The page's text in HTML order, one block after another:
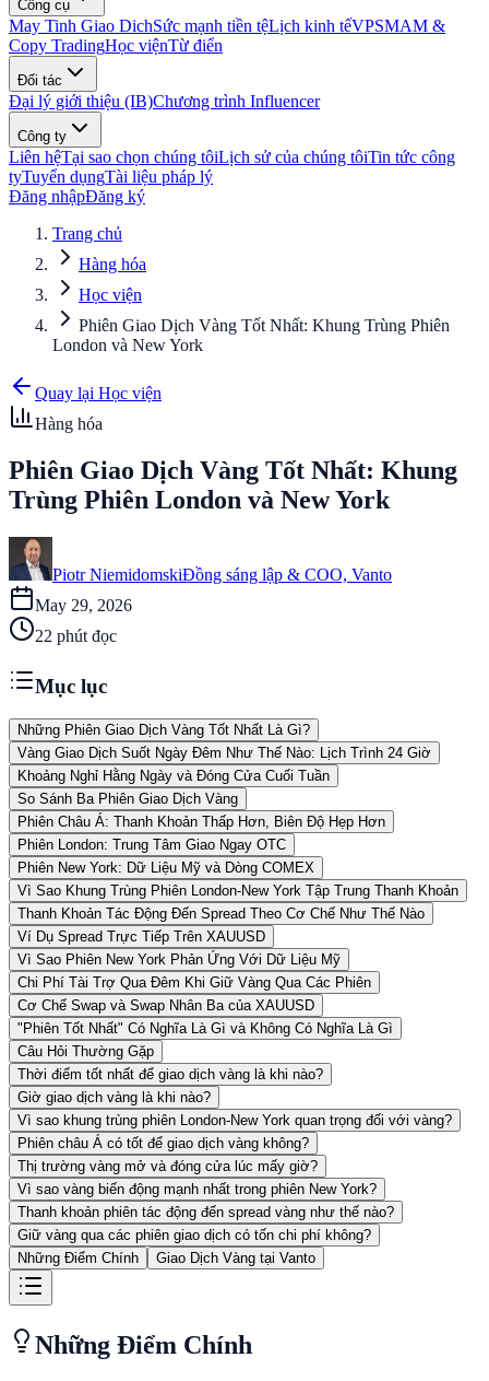
Công cụ
May Tinh Giao DichSức mạnh tiền tệLịch kinh tếVPSMAM &
Copy TradingHọc việnTừ điển
Đối tác
Đại lý giới thiệu (IB)Chương trình Influencer
Công ty
Liên hệTại sao chọn chúng tôiLịch sử của chúng tôiTin tức công
tyTuyển dụngTài liệu pháp lý
Đăng nhậpĐăng ký
Trang chủ
Hàng hóa
Học viện
Phiên Giao Dịch Vàng Tốt Nhất: Khung Trùng Phiên
London và New York
Quay lại Học viện
Hàng hóa
Phiên Giao Dịch Vàng Tốt Nhất: Khung
Trùng Phiên London và New York
Piotr NiemidomskiĐồng sáng lập & COO, Vanto
May 29, 2026
22 phút đọc
Mục lục
Những Phiên Giao Dịch Vàng Tốt Nhất Là Gì?
Vàng Giao Dịch Suốt Ngày Đêm Như Thế Nào: Lịch Trình 24 Giờ
Khoảng Nghỉ Hằng Ngày và Đóng Cửa Cuối Tuần
So Sánh Ba Phiên Giao Dịch Vàng
Phiên Châu Á: Thanh Khoản Thấp Hơn, Biên Độ Hẹp Hơn
Phiên London: Trung Tâm Giao Ngay OTC
Phiên New York: Dữ Liệu Mỹ và Dòng COMEX
Vì Sao Khung Trùng Phiên London-New York Tập Trung Thanh Khoản
Thanh Khoản Tác Động Đến Spread Theo Cơ Chế Như Thế Nào
Ví Dụ Spread Trực Tiếp Trên XAUUSD
Vì Sao Phiên New York Phản Ứng Với Dữ Liệu Mỹ
Chi Phí Tài Trợ Qua Đêm Khi Giữ Vàng Qua Các Phiên
Cơ Chế Swap và Swap Nhân Ba của XAUUSD
"Phiên Tốt Nhất" Có Nghĩa Là Gì và Không Có Nghĩa Là Gì
Câu Hỏi Thường Gặp
Thời điểm tốt nhất để giao dịch vàng là khi nào?
Giờ giao dịch vàng là khi nào?
Vì sao khung trùng phiên London-New York quan trọng đối với vàng?
Phiên châu Á có tốt để giao dịch vàng không?
Thị trường vàng mở và đóng cửa lúc mấy giờ?
Vì sao vàng biến động mạnh nhất trong phiên New York?
Thanh khoản phiên tác động đến spread vàng như thế nào?
Giữ vàng qua các phiên giao dịch có tốn chi phí không?
Những Điểm Chính
Giao Dịch Vàng tại Vanto
Những Điểm Chính